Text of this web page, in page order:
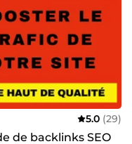
adaptée à votre
les premières
votre croissance
5.0 (29)
de backlinks SEO